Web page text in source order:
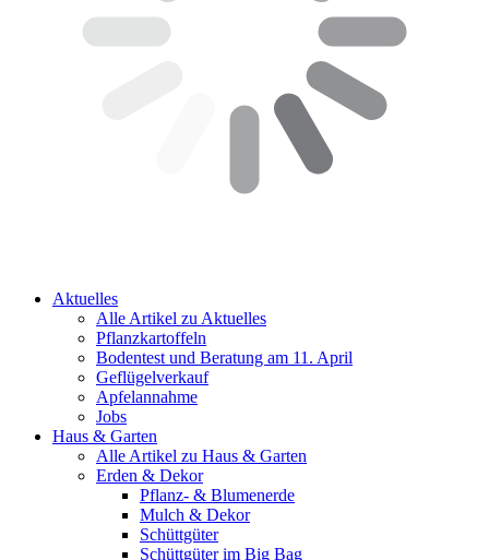
Aktuelles
Alle Artikel zu Aktuelles
Pflanzkartoffeln
Bodentest und Beratung am 11. April
Geflügelverkauf
Apfelannahme
Jobs
Haus & Garten
Alle Artikel zu Haus & Garten
Erden & Dekor
Pflanz- & Blumenerde
Mulch & Dekor
Schüttgüter
Schüttgüter im Big Bag